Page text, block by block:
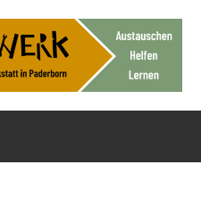
FreiWerk
Paderborn